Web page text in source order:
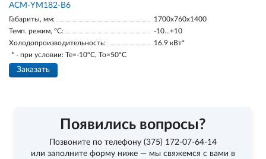
АСМ-YM182-В6
Габариты, мм:
1700х760х1400
Темп. режим, °С:
-10…+10
Холодопроизводительность:
16.9 кВт*
* - при условии: Te=-10ºC, To=50ºC
Заказать
Появились вопросы?
Позвоните по телефону (375) 172-07-64-14
или заполните форму ниже — мы свяжемся с вами в